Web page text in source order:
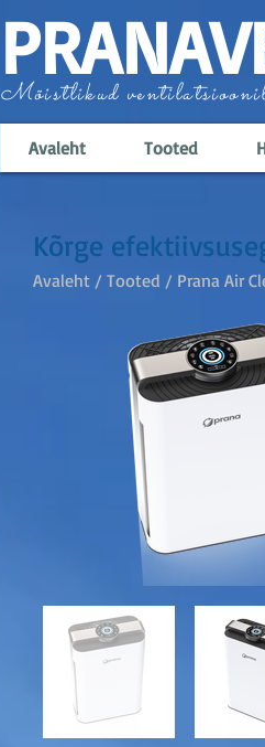
Mõistlikud
Avaleht Tooted
Kõrge
Avaleht / Tooted / Prana Air